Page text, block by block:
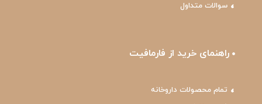
سوالات متداول
راهنمای خرید از فارمافیت
تمام محصولات داروخانه